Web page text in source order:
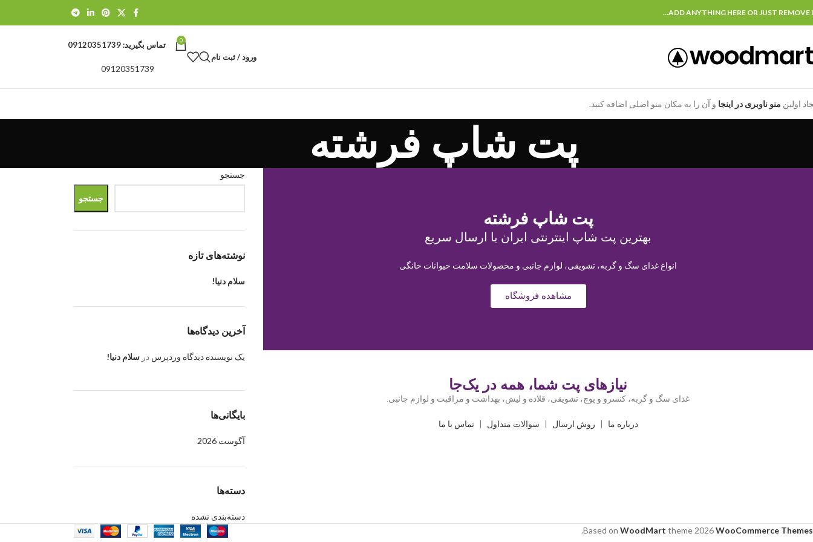
ADD ANYTHING HERE OR JUST REMOVE
ورود / ثبت نام
0 تماس بگیرید:09120351739
09120351739
اولین منو ناوبری در اینجا و آن را به مکان منو اصلی اضافه کنید.
پت شاپ فرشته
پت شاپ فرشته
بهترین پت شاپ اینترنتی ایران با ارسال سریع
انواع غذای سگ و گربه، تشویقی، لوازم جانبی و محصولات سلامت حیوانات خانگی
مشاهده فروشگاه
نیازهای پت شما، همه در یک‌جا
غذای سگ و گربه، کنسرو و پوچ، تشویقی، قلاده و لیش، بهداشت و مراقبت و لوازم جانبی.
درباره ما روش ارسال سوالات متداول |تماس با ما
جستجو
جستجو
نوشته‌های تازه
سلام دنیا!
آخرین دیدگاه‌ها
یک نویسنده دیدگاه وردپرس در سلام دنیا!
بایگانی‌ها
آگوست 2026
دسته‌ها
دسته‌بندی نشده
Based on WoodMart theme 2026WooCommerce Themes
.